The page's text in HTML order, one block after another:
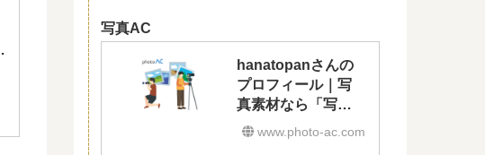
写真AC
hanatopanさんの
プロフィール｜写
真素材なら「写真
AC」無料（フリ
ー）ダウンロード
www.photo-ac.com